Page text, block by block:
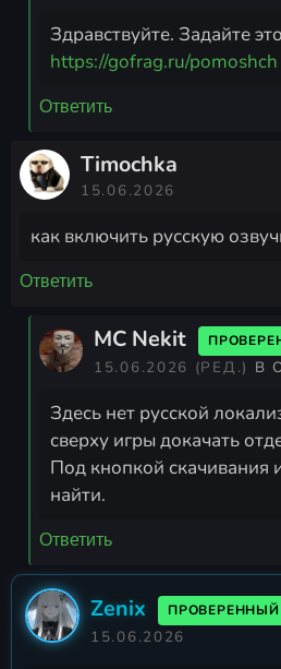
Здравствуйте. Задайте
https://gofrag.ru/pomoshch
Ответить
Timochka
15.06.2026
как включить русскую
Ответить
MC Nekit
15.06.2026 (РЕД.) В
Здесь нет русской
сверху игры докачать
Под кнопкой скачивания
найти.
Ответить
Zenix ПРОВЕРЕННЫЙ
15.06.2026